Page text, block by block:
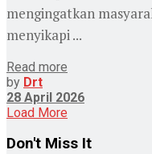
mengingatkan
menyikapi ...
Read more
by Drt
28 April 2026
Load More
Don't Miss It